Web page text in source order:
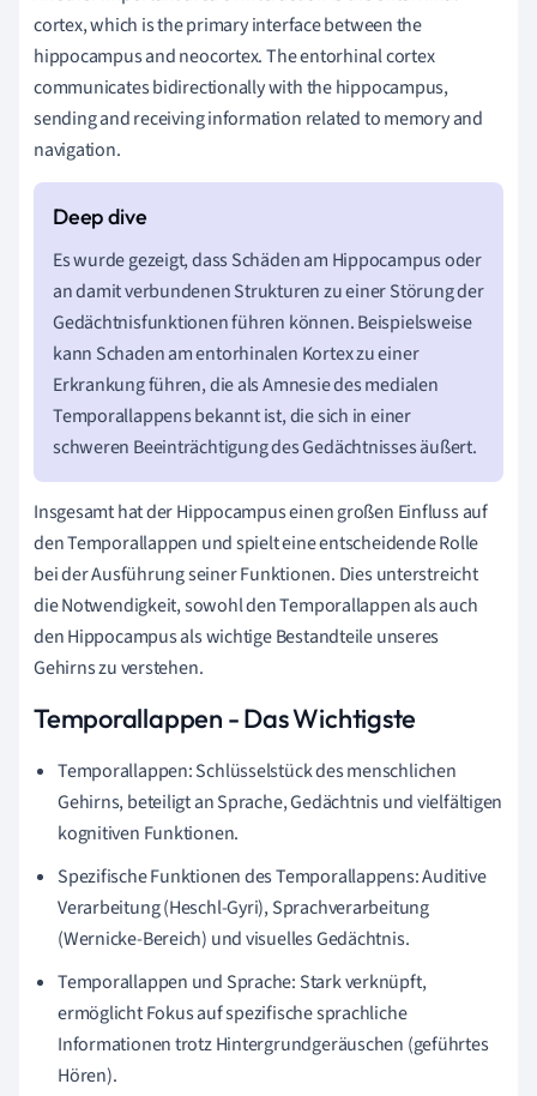
cortex, which is the primary interface between the
hippocampus and neocortex. The entorhinal cortex
communicates bidirectionally with the hippocampus,
sending and receiving information related to memory and
navigation.
Es wurde gezeigt, dass Schäden am Hippocampus oder
an damit verbundenen Strukturen zu einer Störung der
Gedächtnisfunktionen führen können. Beispielsweise
kann Schaden am entorhinalen Kortex zu einer
Erkrankung führen, die als Amnesie des medialen
Temporallappens bekannt ist, die sich in einer
schweren Beeinträchtigung des Gedächtnisses äußert.
Insgesamt hat der Hippocampus einen großen Einfluss auf
den Temporallappen und spielt eine entscheidende Rolle
bei der Ausführung seiner Funktionen. Dies unterstreicht
die Notwendigkeit, sowohl den Temporallappen als auch
den Hippocampus als wichtige Bestandteile unseres
Gehirns zu verstehen.
Temporallappen - Das Wichtigste
Temporallappen: Schlüsselstück des menschlichen
Gehirns, beteiligt an Sprache, Gedächtnis und vielfältigen
kognitiven Funktionen.
Spezifische Funktionen des Temporallappens: Auditive
Verarbeitung (Heschl-Gyri), Sprachverarbeitung
(Wernicke-Bereich) und visuelles Gedächtnis.
Temporallappen und Sprache: Stark verknüpft,
ermöglicht Fokus auf spezifische sprachliche
Informationen trotz Hintergrundgeräuschen (geführtes
Hören).